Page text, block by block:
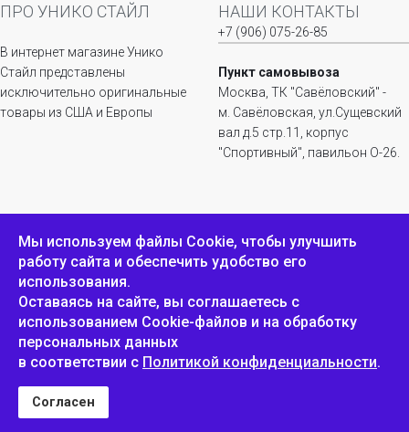
ПРО УНИКО СТАЙЛ
В интернет магазине Унико
Стайл представлены
исключительно оригинальные
товары из США и Европы
НАШИ КОНТАКТЫ
+7 (906) 075-26-85
Пункт самовывоза
Москва, ТК "Савёловский" -
м. Савёловская, ул.Сущевский
вал д.5 стр.11, корпус
"Спортивный", павильон О-26.
ИНФОРМАЦИЯ
Положение о
конфиденциальности и
защите персональных
данных
ОБРАТНАЯ СВЯЗЬ
Пожаловаться
Мы используем файлы Сookie, чтобы улучшить
работу сайта и обеспечить удобство его
использования.
Оставаясь на сайте, вы соглашаетесь с
использованием Cookie-файлов и на обработку
персональных данных
в соответствии с Политикой конфиденциальности.
Согласен